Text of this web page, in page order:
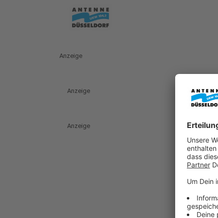
Anzeige
Anzeige
Anzeige